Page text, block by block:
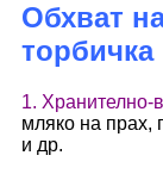
Обхват
торбичка
1. Хранително-
мляко на прах,
и др.